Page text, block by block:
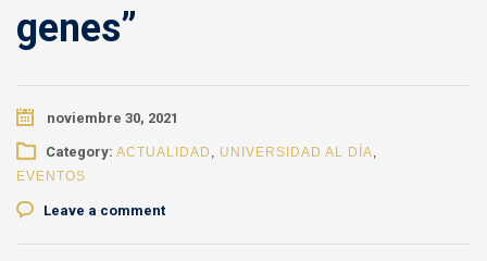
genes”
noviembre 30, 2021
Category: ACTUALIDAD , UNIVERSIDAD AL DÍA,
EVENTOS
Leave a comment